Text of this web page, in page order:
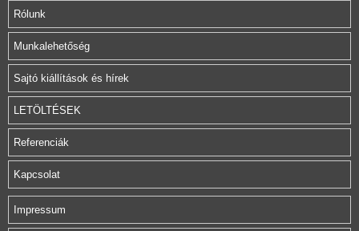
Rólunk
Munkalehetőség
Sajtó kiállítások és hírek
LETÖLTÉSEK
Referenciák
Kapcsolat
Impressum